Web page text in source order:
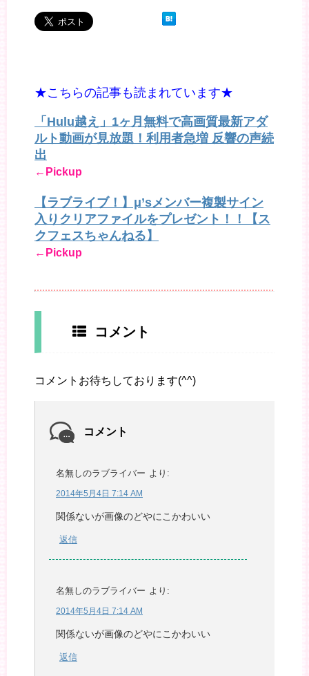
★こちらの記事も読まれています★
「Hulu越え」1ヶ月無料で高画質最新アダ
ルト動画が見放題！利用者急増 反響の声続
出
←Pickup
【ラブライブ！】μ’sメンバー複製サイン
入りクリアファイルをプレゼント！！【ス
クフェスちゃんねる】
←Pickup
コメント
コメントお待ちしております(^^)
コメント
名無しのラブライバー より:
2014年5月4日 7:14 AM
関係ないが画像のどやにこかわいい
返信
名無しのラブライバー より:
2014年5月4日 7:14 AM
関係ないが画像のどやにこかわいい
返信